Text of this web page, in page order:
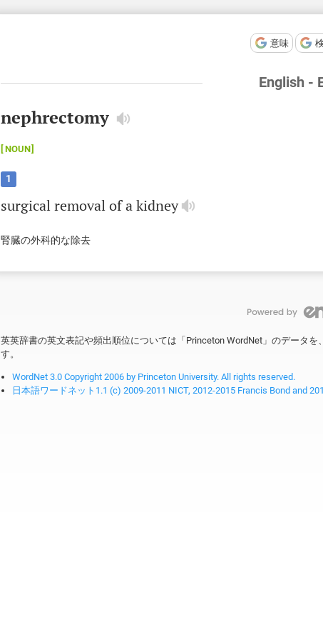
意味
English -
nephrectomy
NOUN
1
surgicalremovalofakidney
腎臓の外科的な除去
英英辞書の英文表記や頻出順位については「Princeton WordNet」のデータ
す。
WordNet 3.0 Copyright 2006 by Princeton University. All rights reserved.
日本語ワードネット1.1 (c) 2009-2011 NICT, 2012-2015 Francis Bond and